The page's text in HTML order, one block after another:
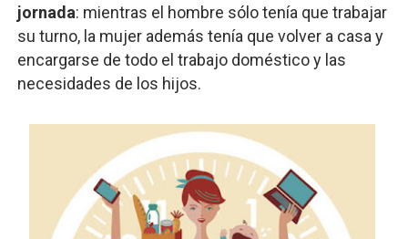
jornada: mientras el hombre sólo tenía que trabajar
su turno, la mujer además tenía que volver a casa y
encargarse de todo el trabajo doméstico y las
necesidades de los hijos.